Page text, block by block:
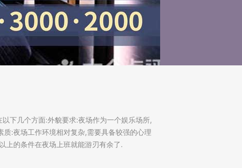
下几个方面:外貌要求:夜场作为一个娱乐场所,
:夜场工作环境相对复杂,需要具备较强的心理
上的条件在夜场上班就能游刃有余了.